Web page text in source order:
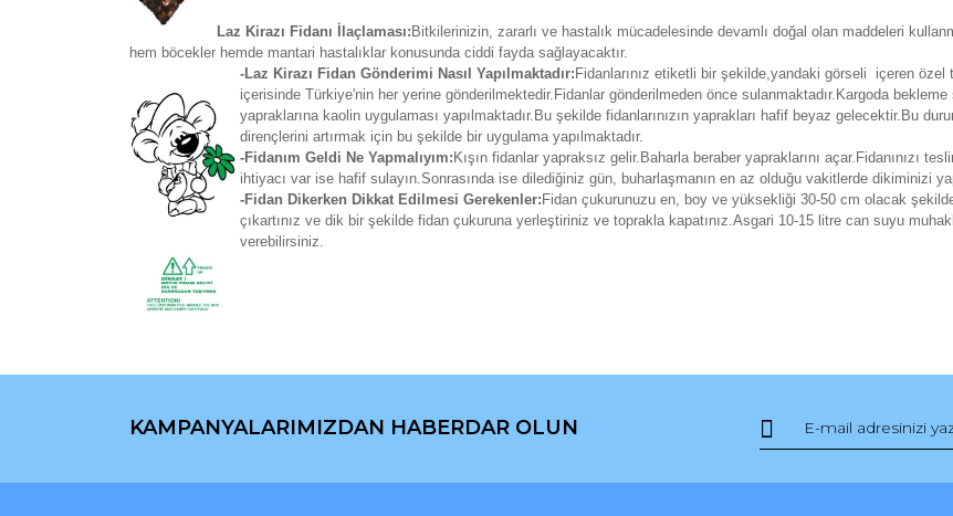
Laz Kirazı Fidanı İlaçlaması: Bitkilerinizin, zararlı ve hastalık mücadelesinde devamlı doğal olan maddeleri
hem böcekler hemde mantari hastalıklar konusunda ciddi fayda sağlayacaktır.
-Laz Kirazı Fidan Gönderimi Nasıl Yapılmaktadır: Fidanlarınız etiketli bir şekilde,yandaki görseli içeren özel
içerisinde Türkiye'nin her yerine gönderilmektedir.Fidanlar gönderilmeden önce sulanmaktadır.Kargoda
yapraklarına kaolin uygulaması yapılmaktadır.Bu şekilde fidanlarınızın yaprakları hafif beyaz gelecektir.Bu
dirençlerini artırmak için bu şekilde bir uygulama yapılmaktadır.
-Fidanım Geldi Ne Yapmalıyım: Kışın fidanlar yapraksız gelir.Baharla beraber yapraklarını açar.Fidanınızı
ihtiyacı var ise hafif sulayın.Sonrasında ise dilediğiniz gün, buharlaşmanın en az olduğu vakitlerde dikiminizi
-Fidan Dikerken Dikkat Edilmesi Gerekenler: Fidan çukurunuzu en, boy ve yüksekliği 30-50 cm olacak şekilde
çıkartınız ve dik bir şekilde fidan çukuruna yerleştiriniz ve toprakla kapatınız.Asgari 10-15 litre can suyu
verebilirsiniz.
Yorum Yaz
Görüş ve önerileriniz için teşekkür ederiz.
Ürün resmi kalitesiz, bozuk veya görüntülenemiyor.
Ürün bilgilerinde hatalar bulunuyor.
KAMPANYALARIMIZDAN HABERDAR OLUN